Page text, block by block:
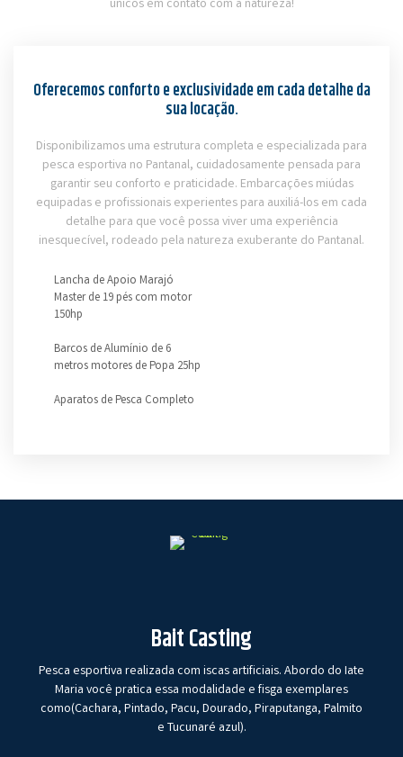
únicos em contato com a natureza!
Oferecemos conforto e exclusividade em cada detalhe da
sua locação.
Disponibilizamos uma estrutura completa e especializada para
pesca esportiva no Pantanal, cuidadosamente pensada para
garantir seu conforto e praticidade. Embarcações miúdas
equipadas e profissionais experientes para auxiliá-los em cada
detalhe para que você possa viver uma experiência
inesquecível, rodeado pela natureza exuberante do Pantanal.
Lancha de Apoio Marajó
Master de 19 pés com motor
150hp
Barcos de Alumínio de 6
metros motores de Popa 25hp
Aparatos de Pesca Completo
Bait Casting
Pesca esportiva realizada com iscas artificiais. Abordo do Iate
Maria você pratica essa modalidade e fisga exemplares
como(Cachara, Pintado, Pacu, Dourado, Piraputanga, Palmito
e Tucunaré azul).